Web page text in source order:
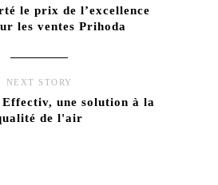
le prix de l’excellence
les ventes Prihoda
NEXT STORY
une solution à la
de l'air